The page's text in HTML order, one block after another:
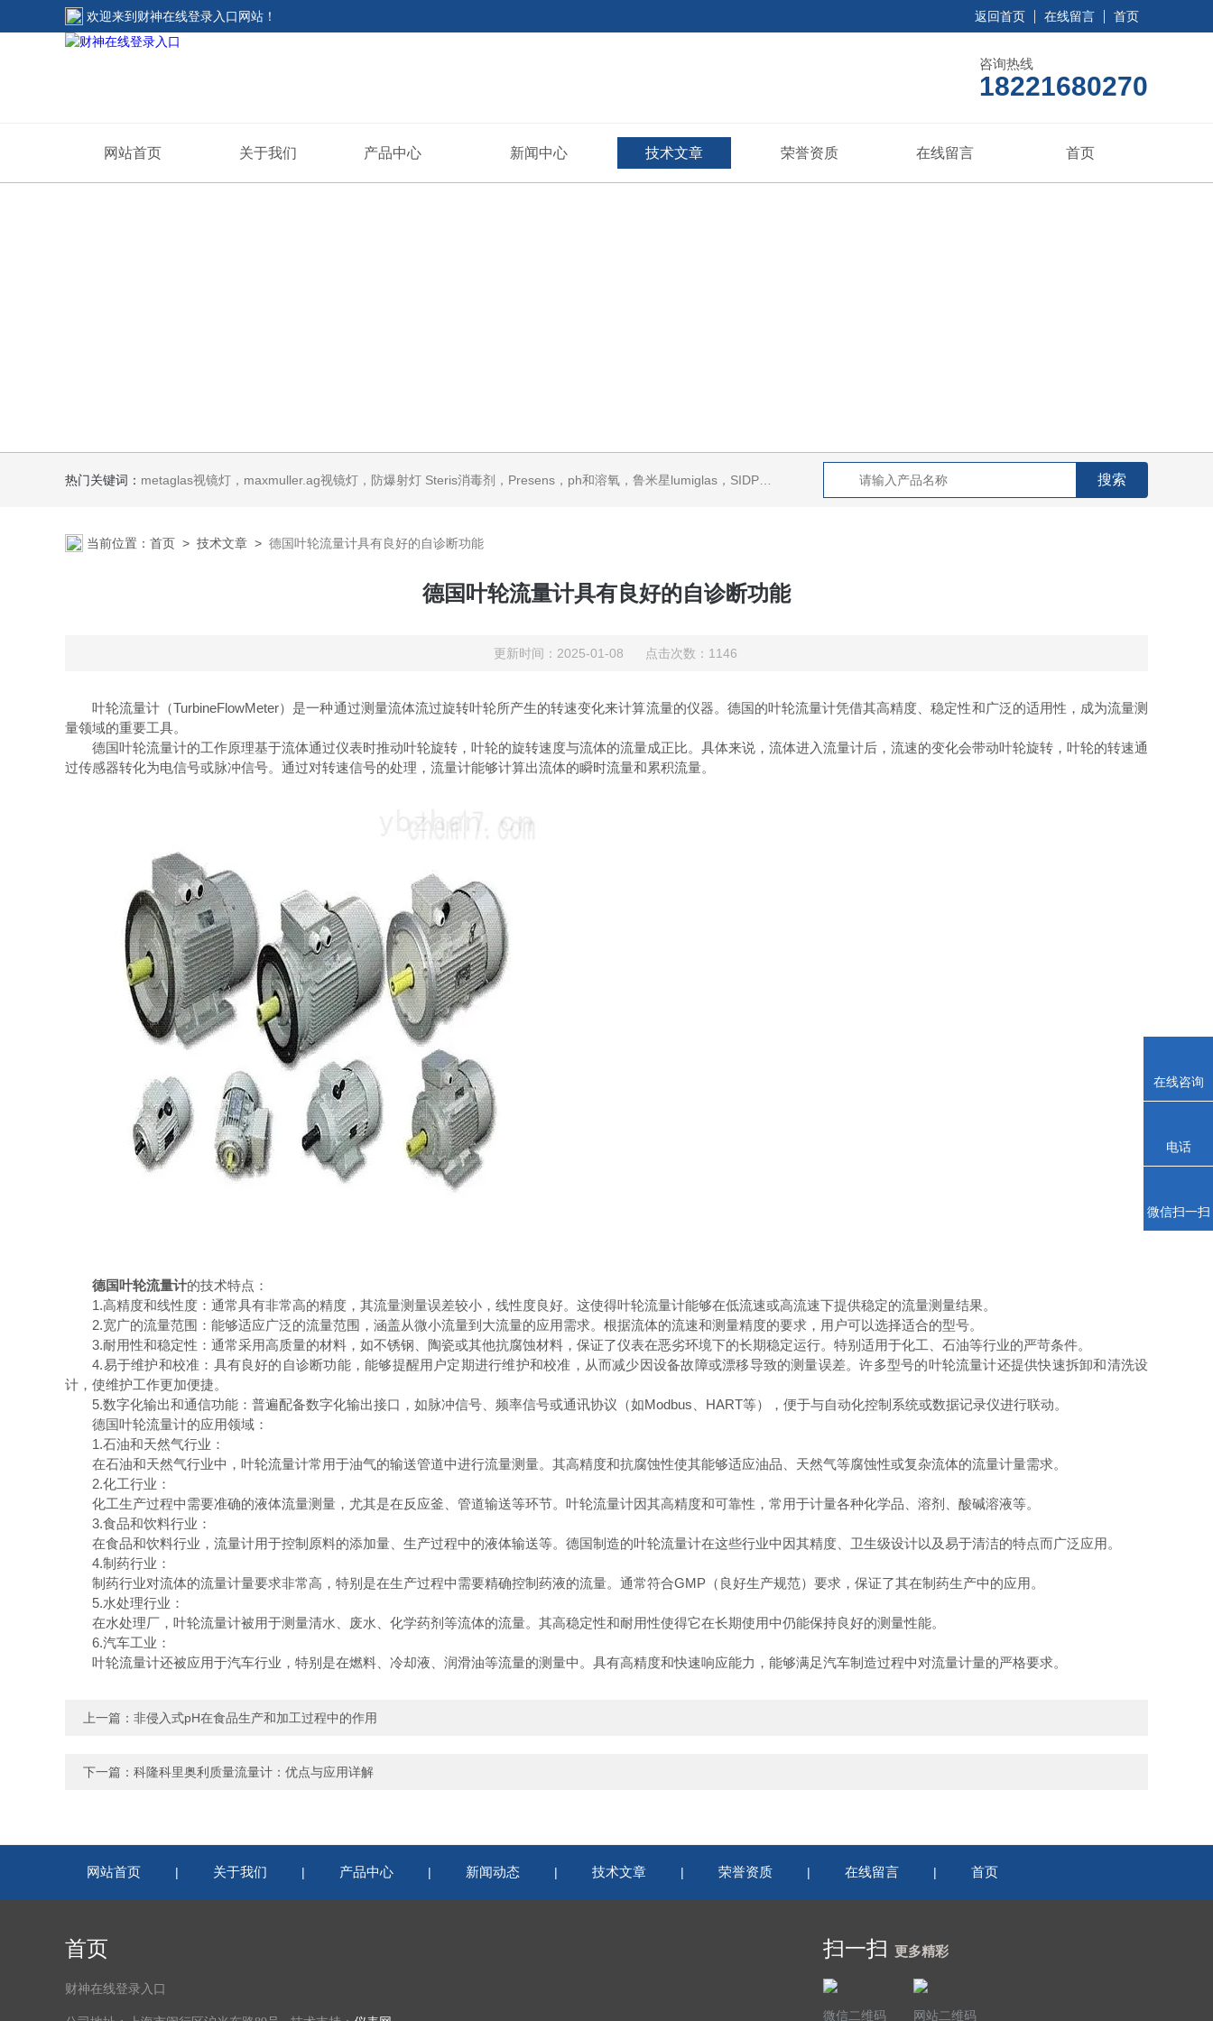
欢迎来到 财神在线登录入口网站 ！ 返回首页 在线留言 首页
咨询热线
18221680270
网站首页 关于我们 产品中心 新闻中心 技术文章 荣誉资质 在线留言 首页
热门关键词： metaglas视镜灯，maxmuller.ag视镜灯，防爆射灯 Steris消毒剂，Presens，ph和溶氧，鲁米星lumiglas，SIDPH露点仪，进口气体分析仪
当前位置： 首页 > 技术文章 > 德国叶轮流量计具有良好的自诊断功能
德国叶轮流量计具有良好的自诊断功能
更新时间：2025-01-08 点击次数：1146
叶轮流量计（TurbineFlowMeter）是一种通过测量流体流过旋转叶轮所产生的转速变化来计算流量的仪器。德国的叶轮流量计凭借其高精度、稳定性和广泛的适用性，成为流量测
量领域的重要工具。
德国叶轮流量计的工作原理基于流体通过仪表时推动叶轮旋转，叶轮的旋转速度与流体的流量成正比。具体来说，流体进入流量计后，流速的变化会带动叶轮旋转，叶轮的转速通
过传感器转化为电信号或脉冲信号。通过对转速信号的处理，流量计能够计算出流体的瞬时流量和累积流量。
德国叶轮流量计的技术特点：
1.高精度和线性度：通常具有非常高的精度，其流量测量误差较小，线性度良好。这使得叶轮流量计能够在低流速或高流速下提供稳定的流量测量结果。
2.宽广的流量范围：能够适应广泛的流量范围，涵盖从微小流量到大流量的应用需求。根据流体的流速和测量精度的要求，用户可以选择适合的型号。
3.耐用性和稳定性：通常采用高质量的材料，如不锈钢、陶瓷或其他抗腐蚀材料，保证了仪表在恶劣环境下的长期稳定运行。特别适用于化工、石油等行业的严苛条件。
4.易于维护和校准：具有良好的自诊断功能，能够提醒用户定期进行维护和校准，从而减少因设备故障或漂移导致的测量误差。许多型号的叶轮流量计还提供快速拆卸和清洗设
计，使维护工作更加便捷。
5.数字化输出和通信功能：普遍配备数字化输出接口，如脉冲信号、频率信号或通讯协议（如Modbus、HART等），便于与自动化控制系统或数据记录仪进行联动。
德国叶轮流量计的应用领域：
1.石油和天然气行业：
在石油和天然气行业中，叶轮流量计常用于油气的输送管道中进行流量测量。其高精度和抗腐蚀性使其能够适应油品、天然气等腐蚀性或复杂流体的流量计量需求。
2.化工行业：
化工生产过程中需要准确的液体流量测量，尤其是在反应釜、管道输送等环节。叶轮流量计因其高精度和可靠性，常用于计量各种化学品、溶剂、酸碱溶液等。
3.食品和饮料行业：
在食品和饮料行业，流量计用于控制原料的添加量、生产过程中的液体输送等。德国制造的叶轮流量计在这些行业中因其精度、卫生级设计以及易于清洁的特点而广泛应用。
4.制药行业：
制药行业对流体的流量计量要求非常高，特别是在生产过程中需要精确控制药液的流量。通常符合GMP（良好生产规范）要求，保证了其在制药生产中的应用。
5.水处理行业：
在水处理厂，叶轮流量计被用于测量清水、废水、化学药剂等流体的流量。其高稳定性和耐用性使得它在长期使用中仍能保持良好的测量性能。
6.汽车工业：
叶轮流量计还被应用于汽车行业，特别是在燃料、冷却液、润滑油等流量的测量中。具有高精度和快速响应能力，能够满足汽车制造过程中对流量计量的严格要求。
上一篇： 非侵入式pH在食品生产和加工过程中的作用
下一篇： 科隆科里奥利质量流量计：优点与应用详解
网站首页 | 关于我们 | 产品中心 | 新闻动态 | 技术文章 | 荣誉资质 | 在线留言 | 首页
首页
财神在线登录入口
扫一扫 更多精彩
微信二维码 网站二维码
在线咨询
电话
微信扫一扫